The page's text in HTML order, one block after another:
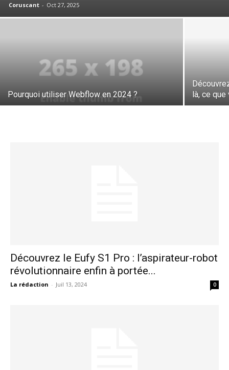
Coruscant - Oct 27, 2025
Pourquoi utiliser Webflow en 2024 ?
là, ce
Découvrez le Eufy S1 Pro : l’aspirateur-robot
révolutionnaire enfin à portée...
La rédaction - Juil 13, 2024 0